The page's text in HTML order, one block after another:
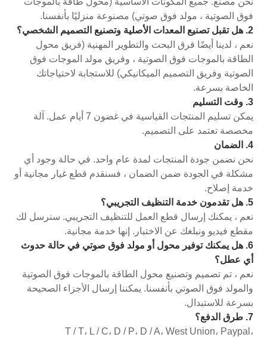
فوق الصوتية ، مولد فوق صوتي) مصنوعة منزليًا بأنفسنا.
2. هل تقبل تصنيع المعدات الأصلية وتصنيع التصميم الشخصي؟
نعم ، لدينا أيضًا فرق البحث والتطوير المهنية (فريق محول
الطاقة بالموجات فوق الصوتية ، وفريق مولد الموجات فوق
الصوتية وفريق التصميم الميكانيكي) للاستجابة لاحتياجاتك
الخاصة بسرعة.
3. وقت التسليم
يمكن تسليم المنتجات القياسية في غضون 7 أيام عمل. آلة
مخصصة تعتمد على التصميم.
4. الضمان
نحن نضمن جودة المنتجات لمدة عام واحد. في حالة وجود أي
مشكلة في الجودة ضمن الضمان ، فسنقدم قطع غيار مجانية أو
خدمة إصلاح.
5. هل تقدمون خدمة التنظيف التجريبي؟
نعم ، يمكنك إرسال قطع العمل للتنظيف التجريبي. سنرسل لك
مقطع فيديو ونبلغك عن الاختبار. إنها خدمة مجانية.
6. هل يمكنك توفير محول أو مولد فوق صوتي في حالة حدوث
أي عطل؟
نعم ، تم تصميم وتصنيع محول الطاقة بالموجات فوق الصوتية
والمولد فوق الصوتي بأنفسنا. يمكننا إرسال الأجزاء الصحيحة
بسرعة للاستبدال.
7. طرق الدفع؟
T / T، L / C، D / P، D / A، West Union، Paypal،